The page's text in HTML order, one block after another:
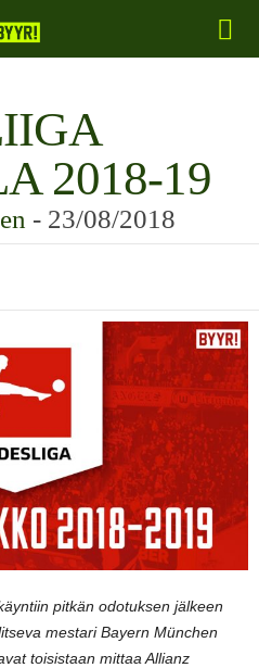
2018-19
- 23/08/2018
pitkän odotuksen jälkeen
mestari Bayern München
toisistaan mittaa Allianz